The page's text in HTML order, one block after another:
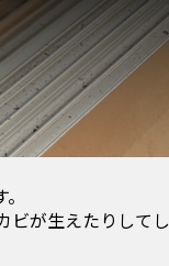
ビが生えたりしてし